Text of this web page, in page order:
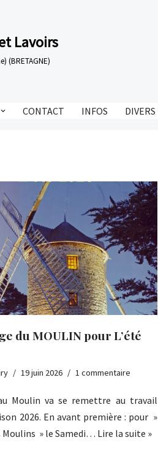
Lavoirs
(BRETAGNE)
CONTACT INFOS DIVERS
du MOULIN pour L’été
19 juin 2026 1 commentaire
Moulin va se remettre au travail
2026. En avant première : pour »
Moulins » le Samedi… Lire la suite »